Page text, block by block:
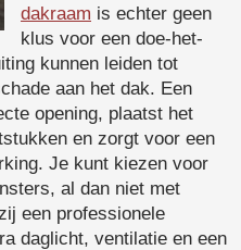
dakraam is echter geen
klus voor een doe-het-
kunnen leiden tot
aan het dak. Een
opening, plaatst het
en zorgt voor een
Je kunt kiezen voor
al dan niet met
een professionele
daglicht, ventilatie en een